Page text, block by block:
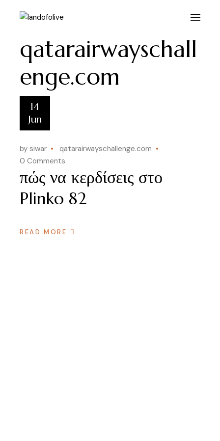
qatarairwayschall
enge.com
14
Jun
by siwar
qatarairwayschallenge.com
0 Comments
πώς να κερδίσεις στο
Plinko 82
READ MORE